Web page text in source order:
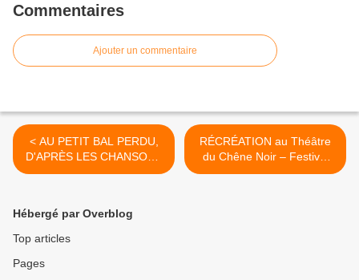
Commentaires
Ajouter un commentaire
< AU PETIT BAL PERDU,
D'APRÈS LES CHANSONS
DE BOURVIL à l'Espace
RÉCRÉATION au Théâtre
du Chêne Noir – Festival
OFF 2018 >
Hébergé par Overblog
Top articles
Pages